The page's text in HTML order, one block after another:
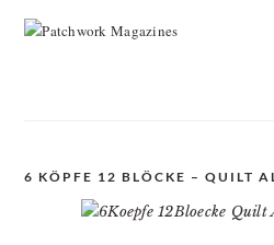
6 KÖPFE 12 BLÖCKE – QUILT